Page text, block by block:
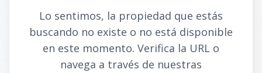
Lo sentimos, la propiedad que estás
buscando no existe o no está disponible
en este momento. Verifica la URL o
navega a través de nuestras